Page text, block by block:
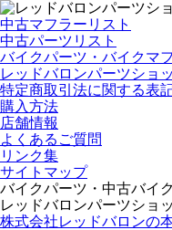
中古マフラーリスト
中古パーツリスト
バイクパーツ・バイクマ
レッドバロンパーツショ
特定商取引法に関する表
購入方法
店舗情報
よくあるご質問
リンク集
サイトマップ
バイクパーツ・中古バイ
レッドバロンパーツショ
株式会社レッドバロンの